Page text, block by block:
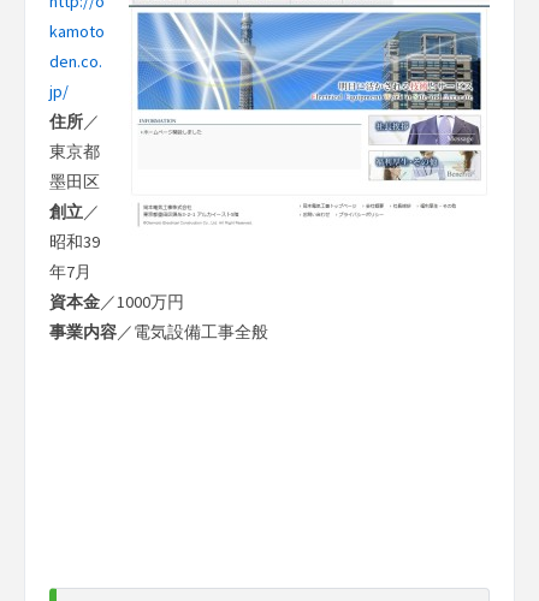
kamoto
den.co.
jp/
住所／
東京都
墨田区
創立／
昭和39
年7月
資本金／1000万円
事業内容／電気設備工事全般